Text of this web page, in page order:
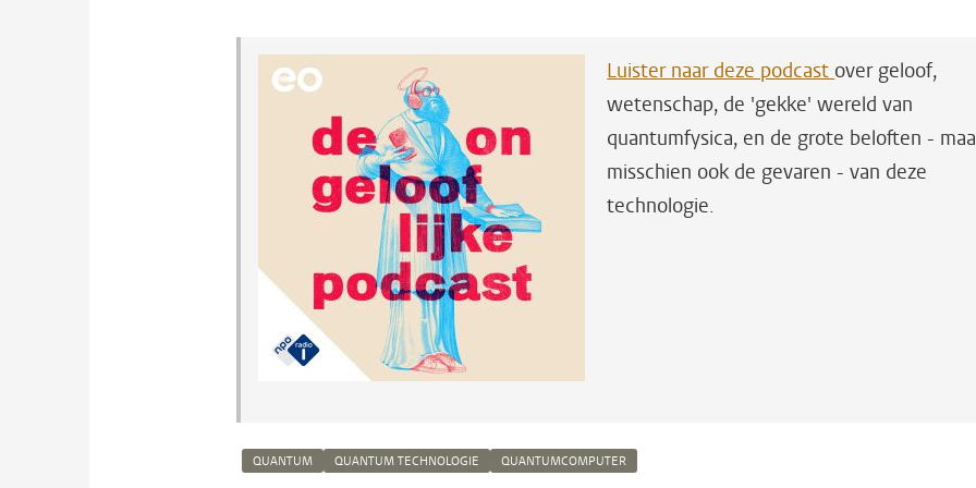
Luister naar deze podcast over geloof,
wetenschap, de 'gekke' wereld van
quantumfysica, en de grote beloften -
misschien ook de gevaren - van deze
technologie.
QUANTUM QUANTUM TECHNOLOGIE QUANTUMCOMPUTER